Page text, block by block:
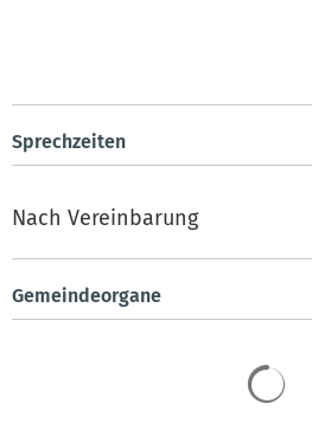
Sprechzeiten
Nach Vereinbarung
Gemeindeorgane